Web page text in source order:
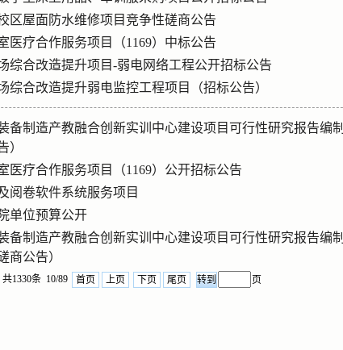
区屋面防水维修项目竞争性磋商公告
医疗合作服务项目（1169）中标公告
综合改造提升项目-弱电网络工程公开招标公告
综合改造提升弱电监控工程项目（招标公告）
备制造产教融合创新实训中心建设项目可行性研究报告编制
）
医疗合作服务项目（1169）公开招标公告
阅卷软件系统服务项目
单位预算公开
备制造产教融合创新实训中心建设项目可行性研究报告编制
商公告）
共1330条 10/89 首页 上页 下页 尾页 页